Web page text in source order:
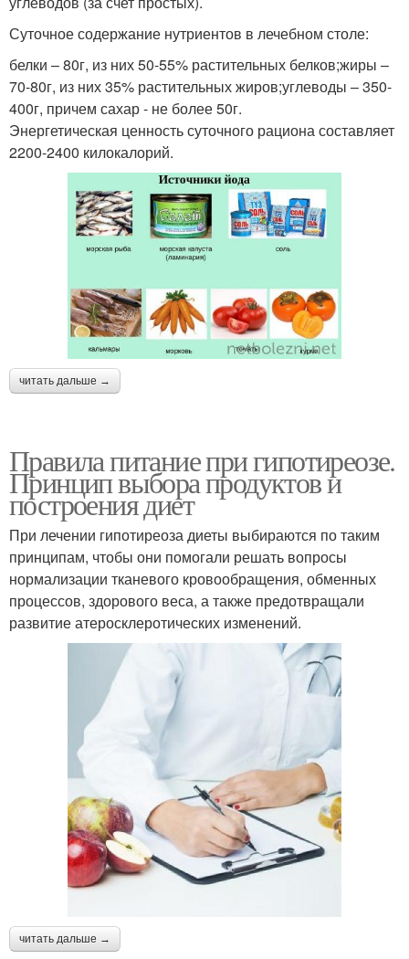
Суточное содержание нутриентов в лечебном столе:
белки – 80г, из них 50-55% растительных белков;жиры –
70-80г, из них 35% растительных жиров;углеводы – 350-
400г, причем сахар - не более 50г.
Энергетическая ценность суточного рациона составляет
2200-2400 килокалорий.
читать дальше →
Правила питание при гипотиреозе.
Принцип выбора продуктов и
построения диет
При лечении гипотиреоза диеты выбираются по таким
принципам, чтобы они помогали решать вопросы
нормализации тканевого кровообращения, обменных
процессов, здорового веса, а также предотвращали
развитие атеросклеротических изменений.
читать дальше →